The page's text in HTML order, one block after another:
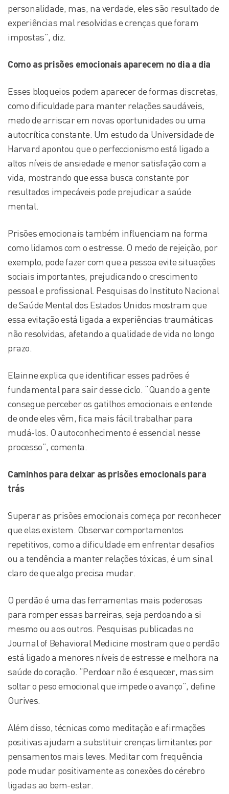
personalidade, mas, na verdade, eles são resultado de
experiências mal resolvidas e crenças que foram
impostas”, diz.
Como as prisões emocionais aparecem no dia a dia
Esses bloqueios podem aparecer de formas discretas,
como dificuldade para manter relações saudáveis,
medo de arriscar em novas oportunidades ou uma
autocrítica constante. Um estudo da Universidade de
Harvard apontou que o perfeccionismo está ligado a
altos níveis de ansiedade e menor satisfação com a
vida, mostrando que essa busca constante por
resultados impecáveis pode prejudicar a saúde
mental.
Prisões emocionais também influenciam na forma
como lidamos com o estresse. O medo de rejeição, por
exemplo, pode fazer com que a pessoa evite situações
sociais importantes, prejudicando o crescimento
pessoal e profissional. Pesquisas do Instituto Nacional
de Saúde Mental dos Estados Unidos mostram que
essa evitação está ligada a experiências traumáticas
não resolvidas, afetando a qualidade de vida no longo
prazo.
Elainne explica que identificar esses padrões é
fundamental para sair desse ciclo. “Quando a gente
consegue perceber os gatilhos emocionais e entende
de onde eles vêm, fica mais fácil trabalhar para
mudá-los. O autoconhecimento é essencial nesse
processo”, comenta.
Caminhos para deixar as prisões emocionais para
trás
Superar as prisões emocionais começa por reconhecer
que elas existem. Observar comportamentos
repetitivos, como a dificuldade em enfrentar desafios
ou a tendência a manter relações tóxicas, é um sinal
claro de que algo precisa mudar.
O perdão é uma das ferramentas mais poderosas
para romper essas barreiras, seja perdoando a si
mesmo ou aos outros. Pesquisas publicadas no
Journal of Behavioral Medicine mostram que o perdão
está ligado a menores níveis de estresse e melhora na
saúde do coração. “Perdoar não é esquecer, mas sim
soltar o peso emocional que impede o avanço”, define
Ourives.
Além disso, técnicas como meditação e afirmações
positivas ajudam a substituir crenças limitantes por
pensamentos mais leves. Meditar com frequência
pode mudar positivamente as conexões do cérebro
ligadas ao bem-estar.